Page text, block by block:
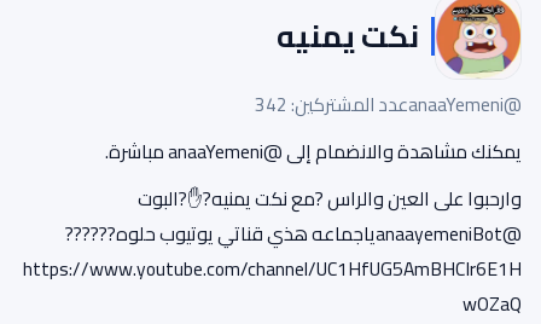
نكت يمنيه
@anaaYemeni
عدد المشتركين: 342
يمكنك مشاهدة والانضمام إلى @anaaYemeni مباشرة.
وارحبوا على العين والراس ?مع نكت يمنيه?✋?البوت
@anaayemeniBotياجماعه هذي قناتي يوتيوب حلوه??????
https://www.youtube.com/channel/UC1HfUG5AmBHCIr6E1H
wOZaQ